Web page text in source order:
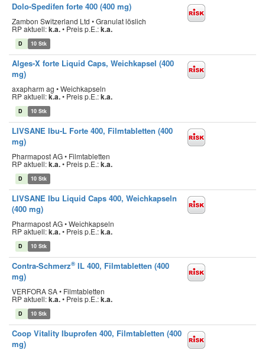
Dolo-Spedifen forte 400 (400 mg)
Zambon Switzerland Ltd • Granulat löslich
RP aktuell:k.a.• Preis p.E.:k.a.
D 10 Stk
Alges-X forte Liquid Caps, Weichkapsel (400
mg)
axapharm ag • Weichkapseln
RP aktuell:k.a.• Preis p.E.:k.a.
D 10 Stk
LIVSANE Ibu-L Forte 400, Filmtabletten (400
mg)
Pharmapost AG • Filmtabletten
RP aktuell:k.a.• Preis p.E.:k.a.
D 10 Stk
LIVSANE Ibu Liquid Caps 400, Weichkapseln
(400 mg)
Pharmapost AG • Weichkapseln
RP aktuell:k.a.• Preis p.E.:k.a.
D 10 Stk
Contra-Schmerz® IL 400, Filmtabletten (400
mg)
VERFORA SA • Filmtabletten
RP aktuell:k.a.• Preis p.E.:k.a.
D 10 Stk
Coop Vitality Ibuprofen 400, Filmtabletten (400
mg)